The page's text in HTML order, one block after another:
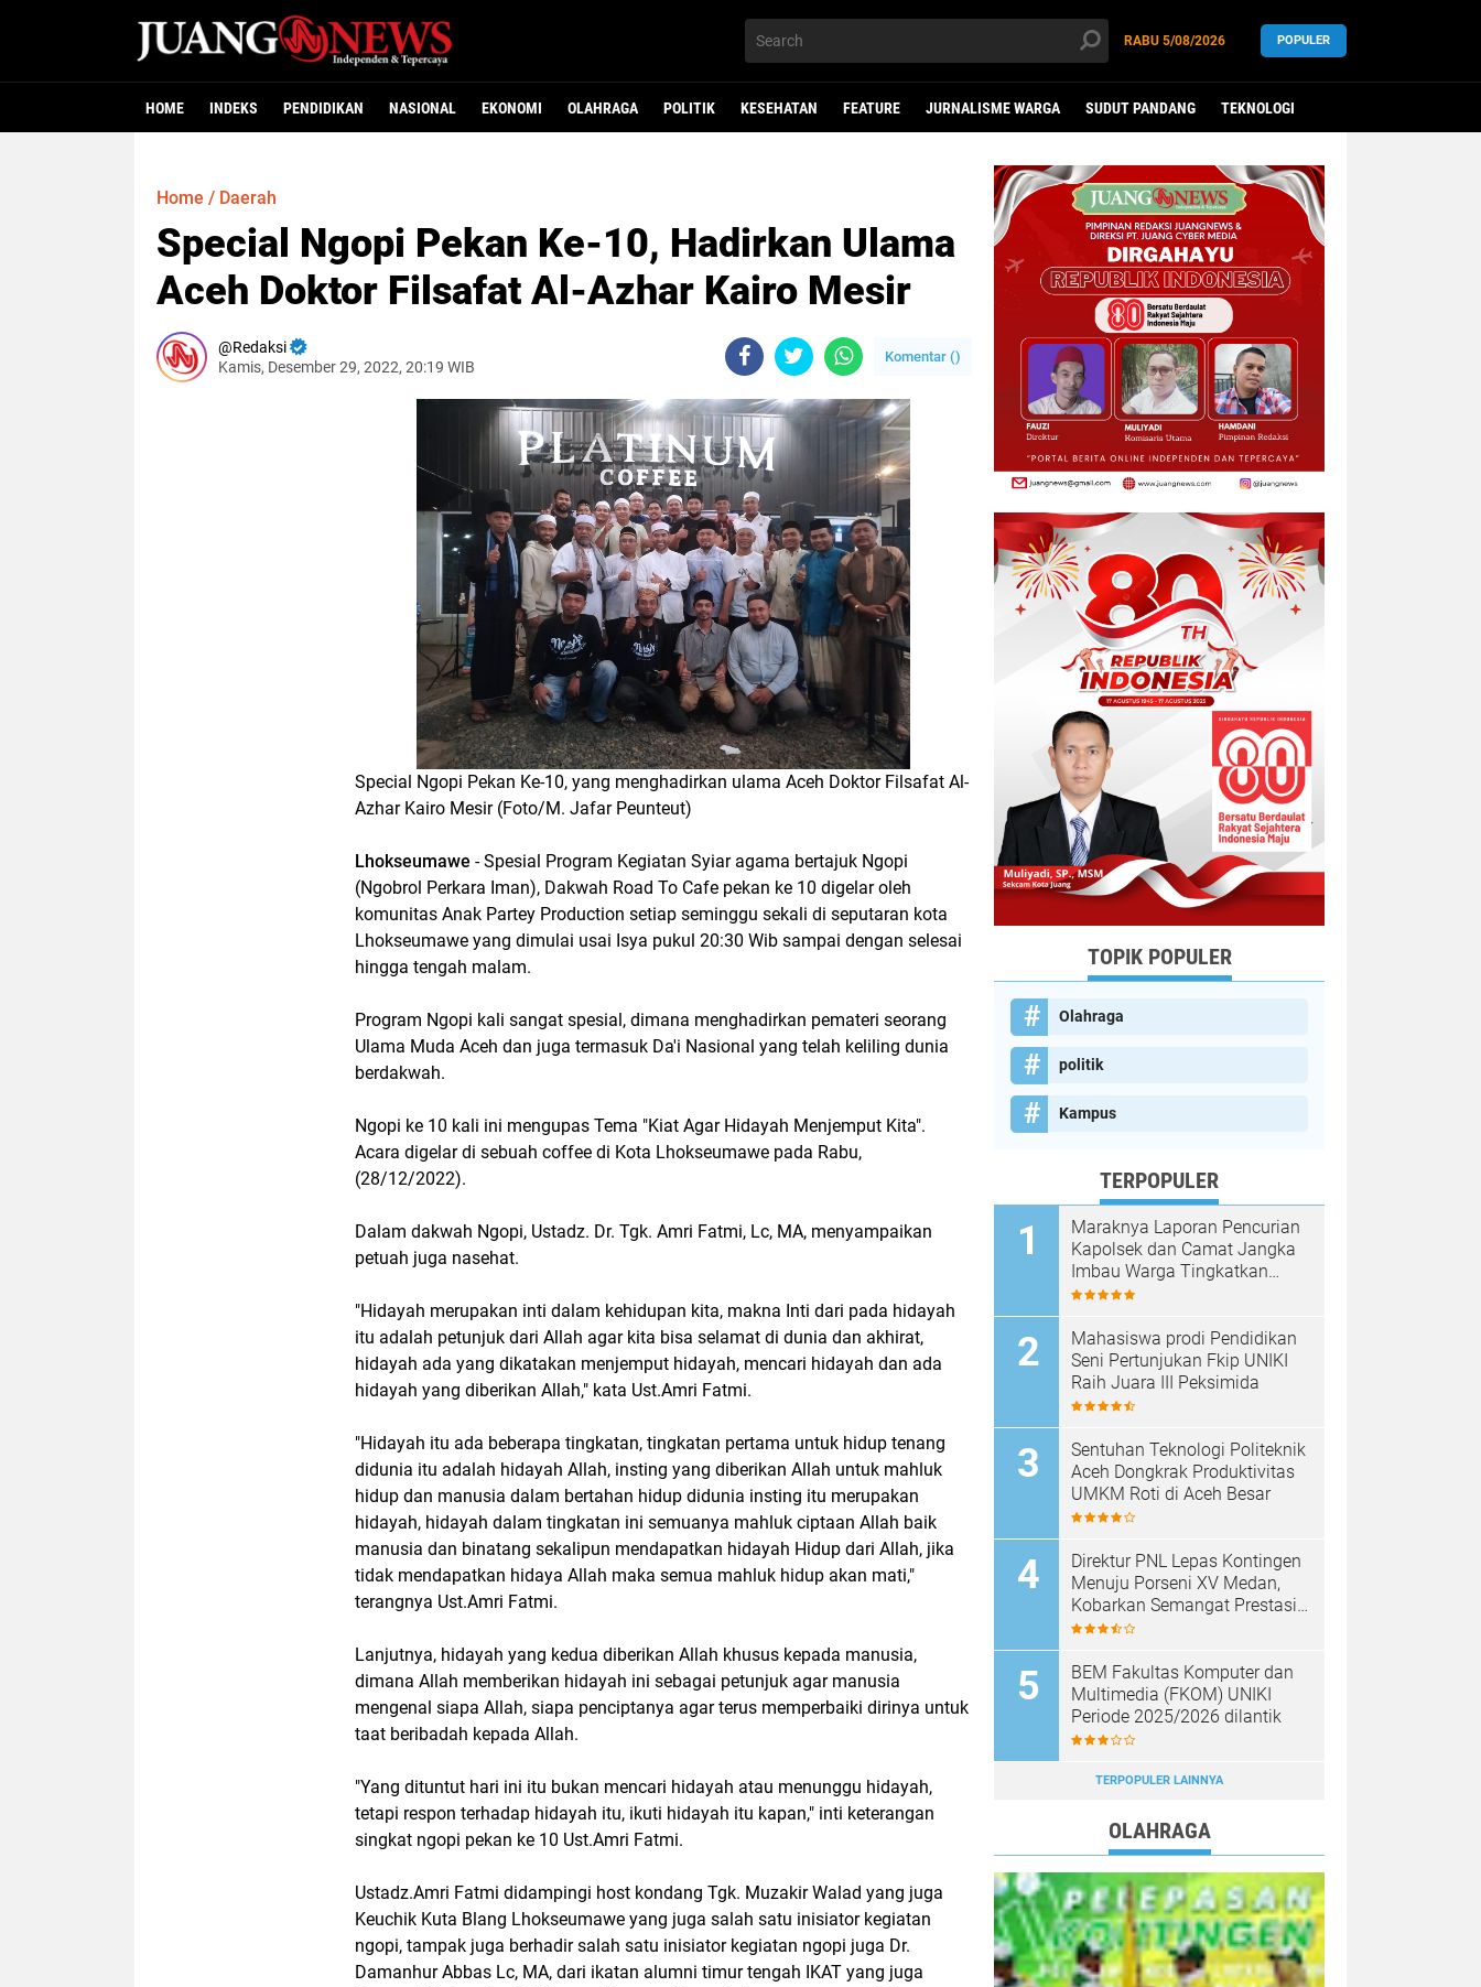
RABU 5/08/2026 POPULER
HOME INDEKS PENDIDIKAN NASIONAL EKONOMI OLAHRAGA POLITIK KESEHATAN FEATURE JURNALISME WARGA SUDUT PANDANG TEKNOLOGI
Home / Daerah
Special Ngopi Pekan Ke-10, Hadirkan Ulama
Aceh Doktor Filsafat Al-Azhar Kairo Mesir
Redaksi
Kamis, Desember 29, 2022, 20:19 WIB
Komentar ()
Special Ngopi Pekan Ke-10, yang menghadirkan ulama Aceh Doktor Filsafat Al-
Azhar Kairo Mesir (Foto/M. Jafar Peunteut)
Lhokseumawe - Spesial Program Kegiatan Syiar agama bertajuk Ngopi
(Ngobrol Perkara Iman), Dakwah Road To Cafe pekan ke 10 digelar oleh
komunitas Anak Partey Production setiap seminggu sekali di seputaran kota
Lhokseumawe yang dimulai usai Isya pukul 20:30 Wib sampai dengan selesai
hingga tengah malam.
Program Ngopi kali sangat spesial, dimana menghadirkan pemateri seorang
Ulama Muda Aceh dan juga termasuk Da'i Nasional yang telah keliling dunia
berdakwah.
Ngopi ke 10 kali ini mengupas Tema "Kiat Agar Hidayah Menjemput Kita".
Acara digelar di sebuah coffee di Kota Lhokseumawe pada Rabu,
(28/12/2022).
Dalam dakwah Ngopi, Ustadz. Dr. Tgk. Amri Fatmi, Lc, MA, menyampaikan
petuah juga nasehat.
"Hidayah merupakan inti dalam kehidupan kita, makna Inti dari pada hidayah
itu adalah petunjuk dari Allah agar kita bisa selamat di dunia dan akhirat,
hidayah ada yang dikatakan menjemput hidayah, mencari hidayah dan ada
hidayah yang diberikan Allah," kata Ust.Amri Fatmi.
"Hidayah itu ada beberapa tingkatan, tingkatan pertama untuk hidup tenang
didunia itu adalah hidayah Allah, insting yang diberikan Allah untuk mahluk
hidup dan manusia dalam bertahan hidup didunia insting itu merupakan
hidayah, hidayah dalam tingkatan ini semuanya mahluk ciptaan Allah baik
manusia dan binatang sekalipun mendapatkan hidayah Hidup dari Allah, jika
tidak mendapatkan hidaya Allah maka semua mahluk hidup akan mati,"
terangnya Ust.Amri Fatmi.
Lanjutnya, hidayah yang kedua diberikan Allah khusus kepada manusia,
dimana Allah memberikan hidayah ini sebagai petunjuk agar manusia
mengenal siapa Allah, siapa penciptanya agar terus memperbaiki dirinya untuk
taat beribadah kepada Allah.
"Yang dituntut hari ini itu bukan mencari hidayah atau menunggu hidayah,
tetapi respon terhadap hidayah itu, ikuti hidayah itu kapan," inti keterangan
singkat ngopi pekan ke 10 Ust.Amri Fatmi.
Ustadz.Amri Fatmi didampingi host kondang Tgk. Muzakir Walad yang juga
Keuchik Kuta Blang Lhokseumawe yang juga salah satu inisiator kegiatan
ngopi, tampak juga berhadir salah satu inisiator kegiatan ngopi juga Dr.
Damanhur Abbas Lc, MA, dari ikatan alumni timur tengah IKAT yang juga
TOPIK POPULER
Olahraga
politik
Kampus
TERPOPULER
Maraknya Laporan Pencurian
Kapolsek dan Camat Jangka
Imbau Warga Tingkatkan
Kewaspadaan
Mahasiswa prodi Pendidikan
Seni Pertunjukan Fkip UNIKI
Raih Juara III Peksimida
Sentuhan Teknologi Politeknik
Aceh Dongkrak Produktivitas
UMKM Roti di Aceh Besar
Direktur PNL Lepas Kontingen
Menuju Porseni XV Medan,
Kobarkan Semangat Prestasi
dan Sportivitas
BEM Fakultas Komputer dan
Multimedia (FKOM) UNIKI
Periode 2025/2026 dilantik
TERPOPULER LAINNYA
OLAHRAGA